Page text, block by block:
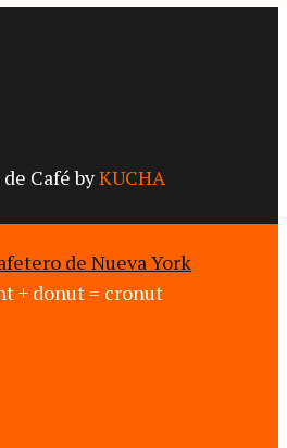
Café byKUCHA
de Nueva York
+ donut = cronut